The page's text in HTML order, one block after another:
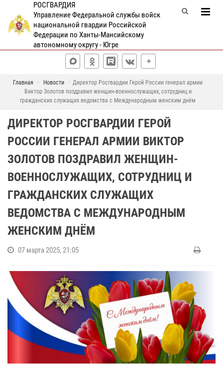
РОСГВАРДИЯ
Управление Федеральной службы войск
национальной гвардии Российской
Федерации по Ханты-Мансийскому
автономному округу - Югре
Главная Новости
Директор Росгвардии Герой России генерал армии
Виктор Золотов поздравил женщин-военнослужащих, сотрудниц и
гражданских служащих ведомства с Международным женским днём
ДИРЕКТОР РОСГВАРДИИ ГЕРОЙ
РОССИИ ГЕНЕРАЛ АРМИИ ВИКТОР
ЗОЛОТОВ ПОЗДРАВИЛ ЖЕНЩИН-
ВОЕННОСЛУЖАЩИХ, СОТРУДНИЦ И
ГРАЖДАНСКИХ СЛУЖАЩИХ
ВЕДОМСТВА С МЕЖДУНАРОДНЫМ
ЖЕНСКИМ ДНЁМ
07 марта 2025, 21:05